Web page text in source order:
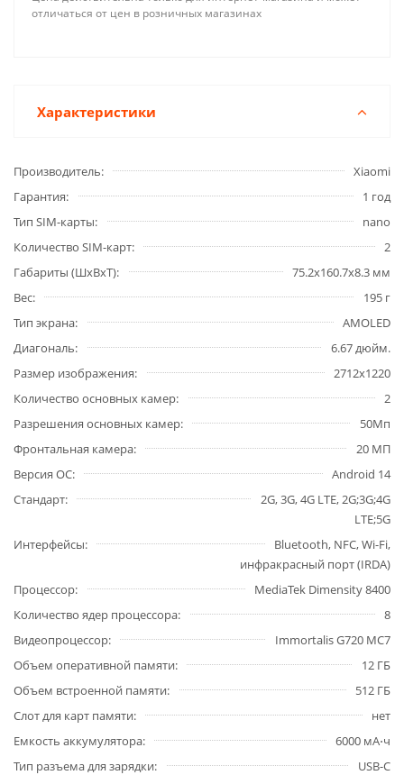
отличаться от цен в розничных магазинах
Характеристики
Производитель
Xiaomi
Гарантия
1 год
Тип SIM-карты
nano
Количество SIM-карт
2
Габариты (ШxВxТ)
75.2x160.7x8.3 мм
Вес
195 г
Тип экрана
AMOLED
Диагональ
6.67 дюйм.
Размер изображения
2712x1220
Количество основных камер
2
Разрешения основных камер
50Мп
Фронтальная камера
20 МП
Версия ОС
Android 14
Стандарт
2G, 3G, 4G LTE, 2G;3G;4G
LTE;5G
Интерфейсы
Bluetooth, NFC, Wi-Fi,
инфракрасный порт (IRDA)
Процессор
MediaTek Dimensity 8400
Количество ядер процессора
8
Видеопроцессор
Immortalis G720 MC7
Объем оперативной памяти
12 ГБ
Объем встроенной памяти
512 ГБ
Слот для карт памяти
нет
Емкость аккумулятора
6000 мА⋅ч
Тип разъема для зарядки
USB-C